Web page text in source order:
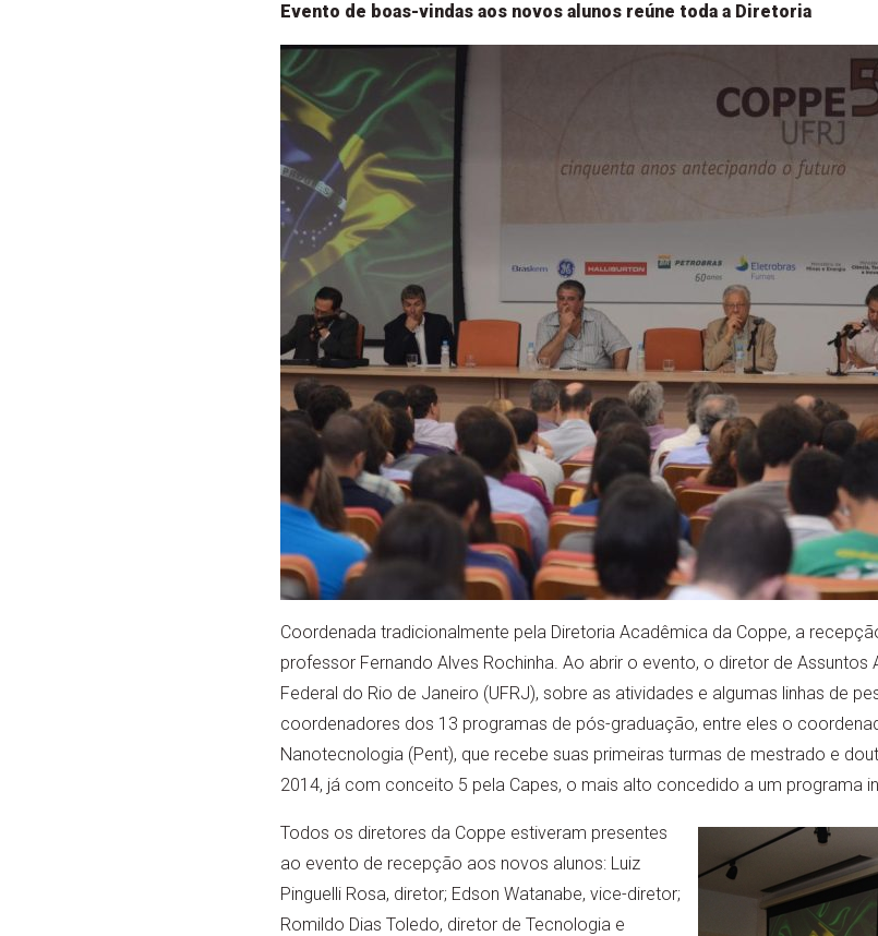
Evento de boas-vindas aos novos alunos reúne toda a Diretoria
Coordenada tradicionalmente pela Diretoria Acadêmica da Coppe, a
professor Fernando Alves Rochinha. Ao abrir o evento, o diretor de
Federal do Rio de Janeiro (UFRJ), sobre as atividades e algumas linhas de
coordenadores dos 13 programas de pós-graduação, entre eles o
Nanotecnologia (Pent), que recebe suas primeiras turmas de mestrado e
2014, já com conceito 5 pela Capes, o mais alto concedido a um programa
Todos os diretores da Coppe estiveram presentes
ao evento de recepção aos novos alunos: Luiz
Pinguelli Rosa, diretor; Edson Watanabe, vice-diretor;
Romildo Dias Toledo, diretor de Tecnologia e